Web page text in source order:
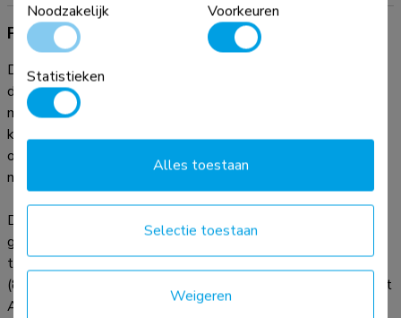
Productinformatie
De Neomounts WL40S-950BL18 is een full motion heavy-
duty wandsteun voor flat screens tot 110" met een
maximaal draagvermogen van 125 kg. Door de veelzijdige
kantel- (20°) en zwenktechnologie (90°) creëer je de
optimale kijkhoek. Voor de perfecte installatie is
niveauverstelling
De WL40S-950BL18 heeft een diepte van 8,2-70 cm en is
geschikt voor schermen met VESA gatenpatroon 300x200
tot 800x600 mm. Voor extra grote VESA patronen
(800x600 tot 1200x900) is de optionele VESA adapter set
AWLS-950BL1 beschikbaar.
Noodzakelijk
Voorkeuren
Statistieken
Weigeren
Selectie toestaan
Alles toestaan